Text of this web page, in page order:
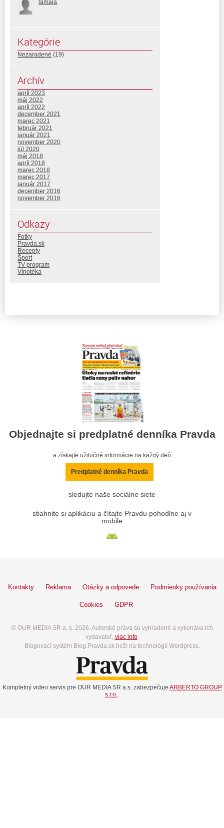
lamaja
Kategórie
Nezaradené (19)
Archív
apríl 2023
máj 2022
apríl 2022
december 2021
marec 2021
február 2021
január 2021
november 2020
júl 2020
máj 2018
apríl 2018
marec 2018
marec 2017
január 2017
december 2016
november 2016
Odkazy
Fotky
Pravda.sk
Recepty
Šport
TV program
Vinotéka
Objednajte si predplatné denníka Pravda
a získajte užitočné informácie na každý deň
Predplatné denníka Pravda
sledujte naše sociálne siete
stiahnite si aplikáciu a čítajte Pravdu pohodlne aj v
mobile
Kontakty Reklama Otázky a odpovede Podmienky používania
Cookies GDPR
© OUR MEDIA SR a. s. 2026. Autorské práva sú vyhradené a vykonáva ich
vydavateľ, viac info.
Blogovací systém Blog.Pravda.sk beží na technológií Wordpress.
Kompletný video servis pre OUR MEDIA SR a.s. zabezpečuje ARBERTO GROUP
s.r.o..